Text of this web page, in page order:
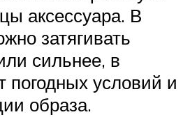
аксессуара. В
затягивать
сильнее, в
погодных условий и
образа.